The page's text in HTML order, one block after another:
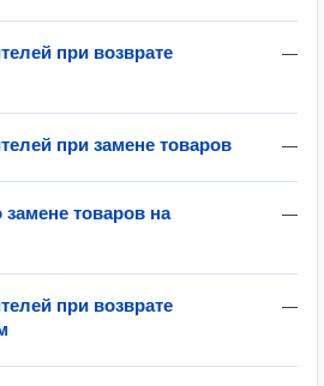
—
при возврате
—
при замене товаров
—
товаров на
—
при возврате